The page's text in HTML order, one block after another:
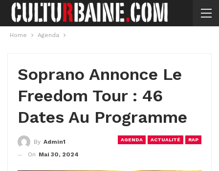
Home Agenda
Soprano Annonce Le
Freedom Tour : 46
Dates Au Programme
AGENDA ACTUALITÉ RAP
By Admin1
On Mai 30, 2024